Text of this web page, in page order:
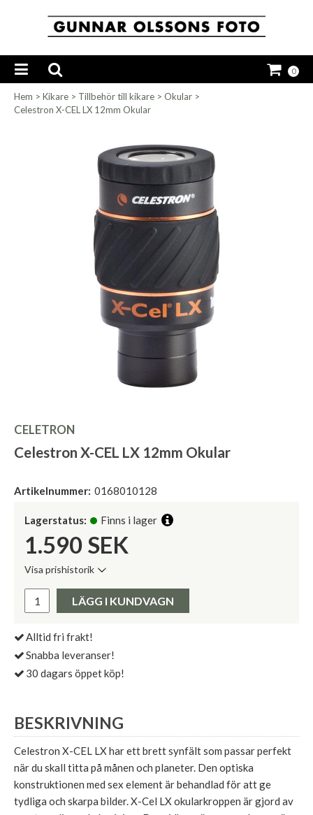
0
Hem > Kikare > Tillbehör till kikare > Okular >
Celestron X-CEL LX 12mm Okular
CELETRON
Celestron X-CEL LX 12mm Okular
Artikelnummer: 0168010128
Lagerstatus: Finns i lager
1.590 SEK
Visa prishistorik
Pris:
LÄGG I KUNDVAGN
Alltid fri frakt!
Snabba leveranser!
30 dagars öppet köp!
BESKRIVNING
Celestron X-CEL LX har ett brett synfält som passar perfekt
när du skall titta på månen och planeter. Den optiska
konstruktionen med sex element är behandlad för att ge
tydliga och skarpa bilder. X-Cel LX okularkroppen är gjord av